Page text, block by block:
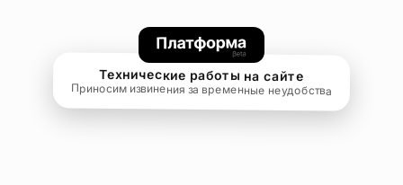
Технические работы на сайте
Приносим извинения за временные неудобства